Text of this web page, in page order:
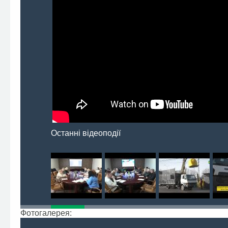
Останні відеоподії
Фотогалерея: